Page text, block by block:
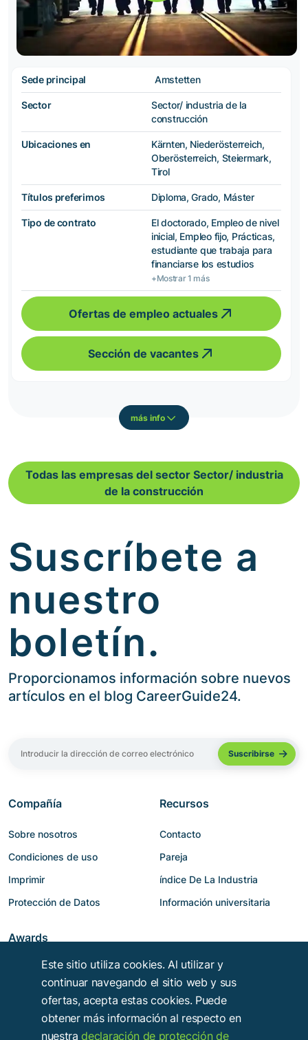
Sede principal Amstetten
Sector
Sector/ industria de la
construcción
Ubicaciones en
Kärnten, Niederösterreich,
Oberösterreich, Steiermark,
Tirol
Títulos preferimos Diploma, Grado, Máster
Tipo de contrato
El doctorado, Empleo de nivel
inicial, Empleo fijo, Prácticas,
estudiante que trabaja para
financiarse los estudios
+Mostrar 1 más
Ofertas de empleo actuales
Sección de vacantes
más info
Todas las empresas del sector Sector/ industria
de la construcción
Suscríbete a
nuestro
boletín.
Proporcionamos información sobre nuevos
artículos en el blog CareerGuide24.
Compañía
Sobre nosotros
Condiciones de uso
Imprimir
Protección de Datos
Recursos
Contacto
Pareja
índice De La Industria
Información universitaria
Awards
Este sitio utiliza cookies. Al utilizar y
continuar navegando el sitio web y sus
ofertas, acepta estas cookies. Puede
obtener más información al respecto en
nuestradeclaración de protección de